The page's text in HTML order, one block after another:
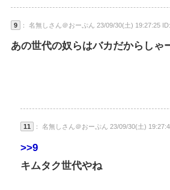
9 ： 名無しさん＠おーぷん 23/09/30(土) 19:27:25
あの世代の奴らはバカだからしゃ
11 ： 名無しさん＠おーぷん 23/09/30(土)
>>9
キムタク世代やね